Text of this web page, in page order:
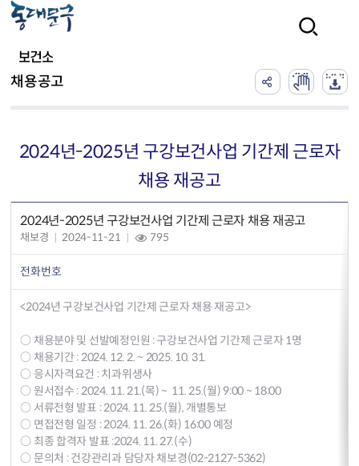
보건소
채용공고
2024년-2025년 구강보건사업 기간제 근로자
채용 재공고
2024년-2025년 구강보건사업 기간제 근로자 채용 재공고
채보경 2024-11-21 795
전화번호
<2024년 구강보건사업 기간제 근로자 채용 재공고>
○ 채용분야 및 선발예정인원 : 구강보건사업 기간제 근로자 1명
○ 채용기간 : 2024. 12. 2. ~ 2025. 10. 31.
○ 응시자격요건 : 치과위생사
○ 원서접수 : 2024. 11. 21.(목) ~ 11. 25.(월) 9:00 ~ 18:00
○ 서류전형 발표 : 2024. 11. 25.(월), 개별통보
○ 면접전형 일정 : 2024. 11. 26.(화) 16:00 예정
○ 최종 합격자 발표 :2024. 11. 27.(수)
○ 문의처 : 건강관리과 담당자 채보경(02-2127-5362)